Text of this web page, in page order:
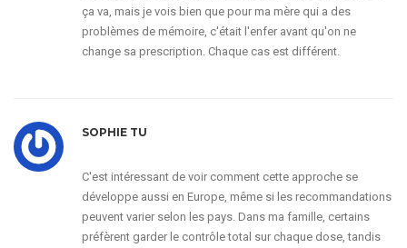
ça va, mais je vois bien que pour ma mère qui a des
problèmes de mémoire, c'était l'enfer avant qu'on ne
change sa prescription. Chaque cas est différent.
SOPHIE TU
C'est intéressant de voir comment cette approche se
développe aussi en Europe, même si les recommandations
peuvent varier selon les pays. Dans ma famille, certains
préfèrent garder le contrôle total sur chaque dose, tandis